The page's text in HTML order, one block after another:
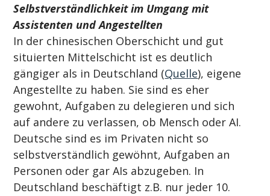
Selbstverständlichkeit im Umgang mit
Assistenten und Angestellten
In der chinesischen Oberschicht und gut
situierten Mittelschicht ist es deutlich
gängiger als in Deutschland (Quelle), eigene
Angestellte zu haben. Sie sind es eher
gewohnt, Aufgaben zu delegieren und sich
auf andere zu verlassen, ob Mensch oder AI.
Deutsche sind es im Privaten nicht so
selbstverständlich gewöhnt, Aufgaben an
Personen oder gar AIs abzugeben. In
Deutschland beschäftigt z.B. nur jeder 10.